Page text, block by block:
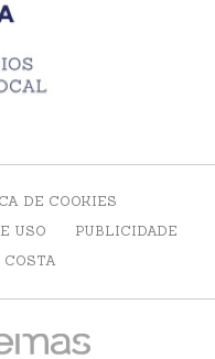
DE COOKIES
USO
PUBLICIDADE
COSTA